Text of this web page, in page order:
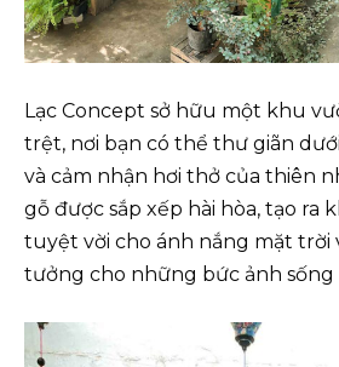
Lạc Concept sở hữu một khu
trệt, nơi bạn có thể thư giãn
và cảm nhận hơi thở của thiên
gỗ được sắp xếp hài hòa, tạo ra
tuyệt vời cho ánh nắng mặt trời
tưởng cho những bức ảnh sống